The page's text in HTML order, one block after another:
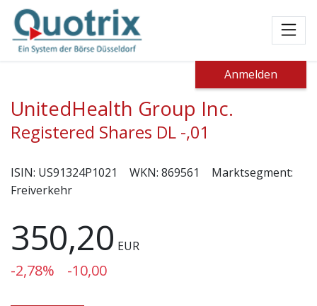
Anmelden
UnitedHealth Group Inc.
Registered Shares DL -,01
ISIN: US91324P1021 WKN: 869561
Marktsegment:
Freiverkehr
350,20 EUR
-2,78% -10,00